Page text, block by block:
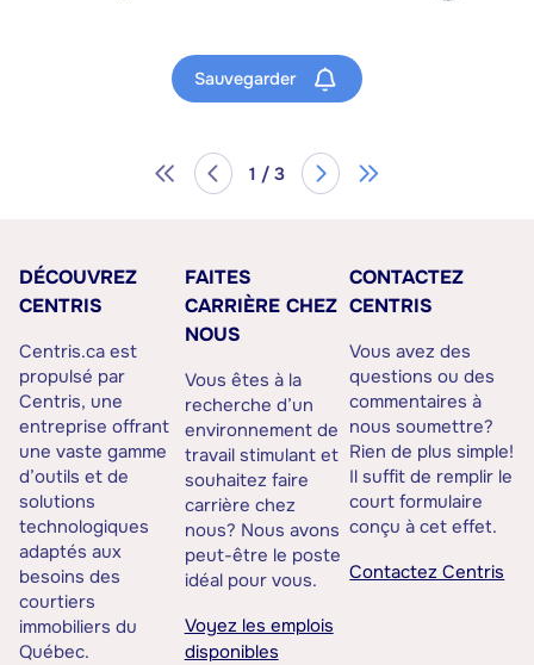
Sauvegarder
1 / 3
DÉCOUVREZ
CENTRIS
Centris.ca est
propulsé par
Centris, une
entreprise offrant
une vaste gamme
d’outils et de
solutions
technologiques
adaptés aux
besoins des
courtiers
immobiliers du
Québec.
FAITES
CARRIÈRE CHEZ
NOUS
Vous êtes à la
recherche d’un
environnement de
travail stimulant et
souhaitez faire
carrière chez
nous? Nous avons
peut-être le poste
idéal pour vous.
Voyez les emplois
disponibles
CONTACTEZ
CENTRIS
Vous avez des
questions ou des
commentaires à
nous soumettre?
Rien de plus simple!
Il suffit de remplir le
court formulaire
conçu à cet effet.
Contactez Centris